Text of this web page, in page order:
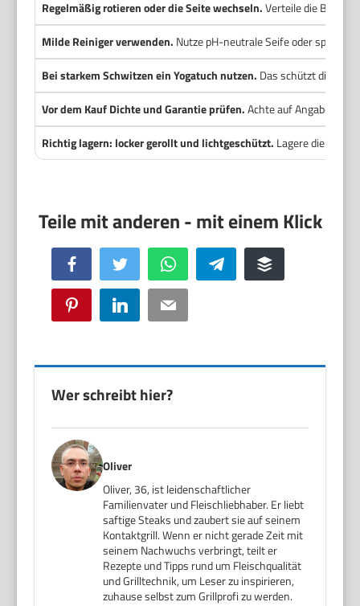
Regelmäßig rotieren oder die Seite wechseln.Verteile die
Milde Reiniger verwenden. Nutze pH-neutrale Seife oder
Bei starkem Schwitzen ein Yogatuch nutzen. Das schützt die
Vor dem Kauf Dichte und Garantie prüfen.Achte auf Angaben
Richtig lagern: locker gerollt und lichtgeschützt. Lagere die
Facebook Twitter WhatsApp Telegram Buffer
Pinterest LinkedIn Email
Wer schreibt hier?
Oliver
Oliver, 36, ist leidenschaftlicher
Familienvater und Fleischliebhaber. Er liebt
saftige Steaks und zaubert sie auf seinem
Kontaktgrill. Wenn er nicht gerade Zeit mit
seinem Nachwuchs verbringt, teilt er
Rezepte und Tipps rund um Fleischqualität
und Grilltechnik, um Leser zu inspirieren,
zuhause selbst zum Grillprofi zu werden.